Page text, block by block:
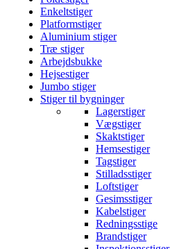
Enkeltstiger
Platformstiger
Aluminium stiger
Træ stiger
Arbejdsbukke
Hejsestiger
Jumbo stiger
Stiger til bygninger
Lagerstiger
Vægstiger
Skaktstiger
Hemsestiger
Tagstiger
Stilladsstiger
Loftstiger
Gesimsstiger
Kabelstiger
Redningsstige
Brandstiger